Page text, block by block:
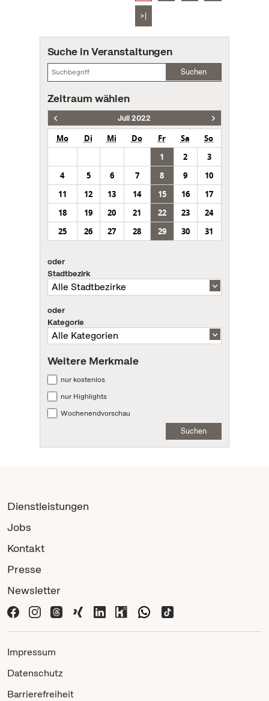
>|
Suche in Veranstaltungen
Suchen
Zeitraum wählen
Juli 2022
Mo Di Mi Do Fr Sa
So
1
2
3
4
5 6 7 8 9
10
11
12 13 14 15 16
17
18
19 20 21 22 23
24
25
26 27 28 29 30 31
oder
Stadtbezirk
oder
Kategorie
Weitere Merkmale
nur kostenlos
nur Highlights
Wochenendvorschau
Suchen
Dienstleistungen
Jobs
Kontakt
Presse
Newsletter
Impressum
Datenschutz
Barrierefreiheit